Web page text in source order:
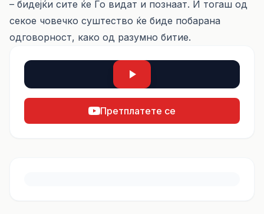
– бидејќи сите ќе Го видат и познаат. И тогаш од
секое човечко суштество ќе биде побарана
одговорност, како од разумно битие.
Претплатете се